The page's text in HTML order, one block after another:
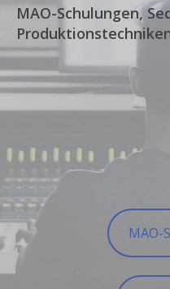
MAO-Schulungen,
MAO-